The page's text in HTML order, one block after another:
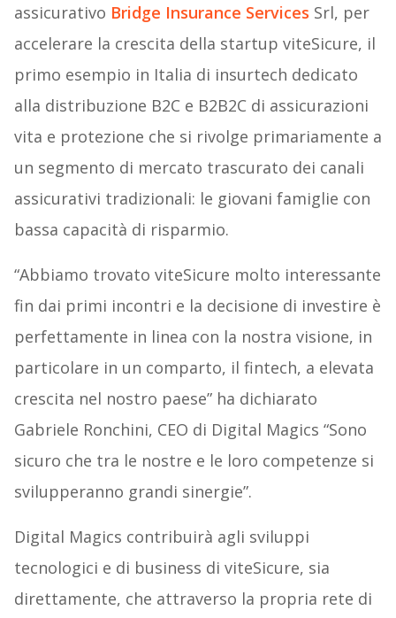
assicurativo Bridge Insurance Services Srl, per
accelerare la crescita della startup viteSicure, il
primo esempio in Italia di insurtech dedicato
alla distribuzione B2C e B2B2C di assicurazioni
vita e protezione che si rivolge primariamente a
un segmento di mercato trascurato dei canali
assicurativi tradizionali: le giovani famiglie con
bassa capacità di risparmio.
“Abbiamo trovato viteSicure molto interessante
fin dai primi incontri e la decisione di investire è
perfettamente in linea con la nostra visione, in
particolare in un comparto, il fintech, a elevata
crescita nel nostro paese” ha dichiarato
Gabriele Ronchini, CEO di Digital Magics “Sono
sicuro che tra le nostre e le loro competenze si
svilupperanno grandi sinergie”.
Digital Magics contribuirà agli sviluppi
tecnologici e di business di viteSicure, sia
direttamente, che attraverso la propria rete di